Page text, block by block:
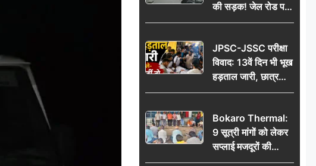
की सड़क! जेल रोड पर
गड्ढे ने खोली निर्माण
की उठी मांग
JPSC-JSSC परीक्षा
विवाद: 13वें दिन भी भूख
हड़ताल जारी, छात्र
बोले- जांच नहीं तो
Bokaro Thermal:
9 सूत्री मांगों को लेकर
सप्लाई मजदूरों की
हुंकार, 12 अगस्त के